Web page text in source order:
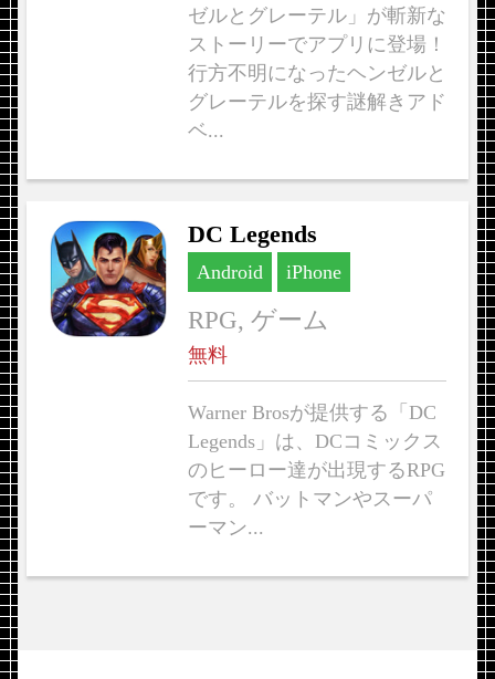
ゼルとグレーテル」が斬新な
ストーリーでアプリに登場！
行方不明になったヘンゼルと
グレーテルを探す謎解きアド
ベ...
DC Legends
Android iPhone
RPG, ゲーム
無料
Warner Brosが提供する「DC
Legends」は、DCコミックス
のヒーロー達が出現するRPG
です。 バットマンやスーパ
ーマン...